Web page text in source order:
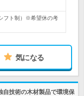
フト制）※希望休の考
気になる
自技術の木材製品で環境保